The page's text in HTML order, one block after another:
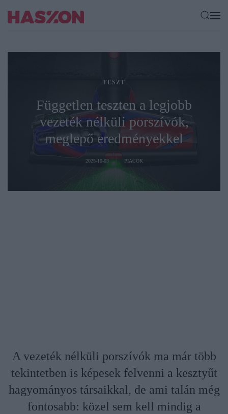
TESZT
Független teszten a legjobb
vezeték nélküli porszívók,
meglepő eredményekkel
2025-10-03 PIACOK
A vezeték nélküli porszívók ma már több
tekintetben is képesek felvenni a kesztyűt
hagyományos társaikkal, de ami talán még
fontosabb: közel sem kell mindig a